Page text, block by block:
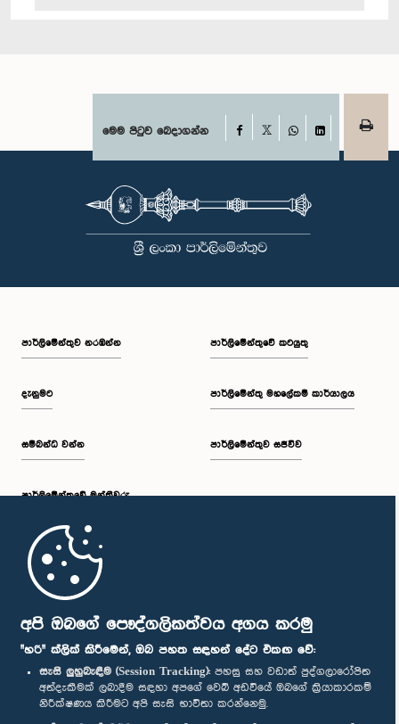
අපි ඔබගේ පෞද්ගලිකත්වය අගය කරමු
"හරි" ක්ලික් කිරීමෙන්, ඔබ පහත සඳහන් දේට එකඟ වේ:
සැසි ලුහුබැඳීම (Session Tracking): පහසු සහ වඩාත් පුද්ගලාරෝපිත
අත්දැකීමක් ලබාදීම සඳහා අපගේ වෙබ් අඩවියේ ඔබගේ ක්‍රියාකාරකම්
නිරීක්ෂණය කිරීමට අපි සැසි භාවිතා කරන්නෙමු.
මෙම පිටුව බෙදාගන්න Facebook
WhatsAppLinkedIn
පාර්ලි‌මේන්තුව නරඹන්න
දැනුමට
සම්බන්ධ වන්න
පාර්ලි‌මේන්තුවේ මන්ත්‍රීවරු
මුල් පිටුව
පාර්ලිමේන්තුවේ කටයුතු
පාර්ලිමේන්තු මහලේකම් කාර්යාලය
පාර්ලිමේන්තුව සජීවීව
පාර්ලිමේන්තු ජංගම යෙදුම
අප හා සම්බන්ධ වී සිටින්න :